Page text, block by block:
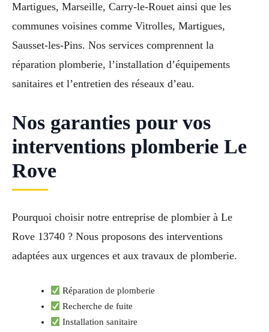
Martigues, Marseille, Carry-le-Rouet ainsi que les
communes voisines comme Vitrolles, Martigues,
Sausset-les-Pins. Nos services comprennent la
réparation plomberie, l’installation d’équipements
sanitaires et l’entretien des réseaux d’eau.
Nos garanties pour vos
interventions plomberie Le
Rove
Pourquoi choisir notre entreprise de plombier à Le
Rove 13740 ? Nous proposons des interventions
adaptées aux urgences et aux travaux de plomberie.
Réparation de plomberie
Recherche de fuite
Installation sanitaire